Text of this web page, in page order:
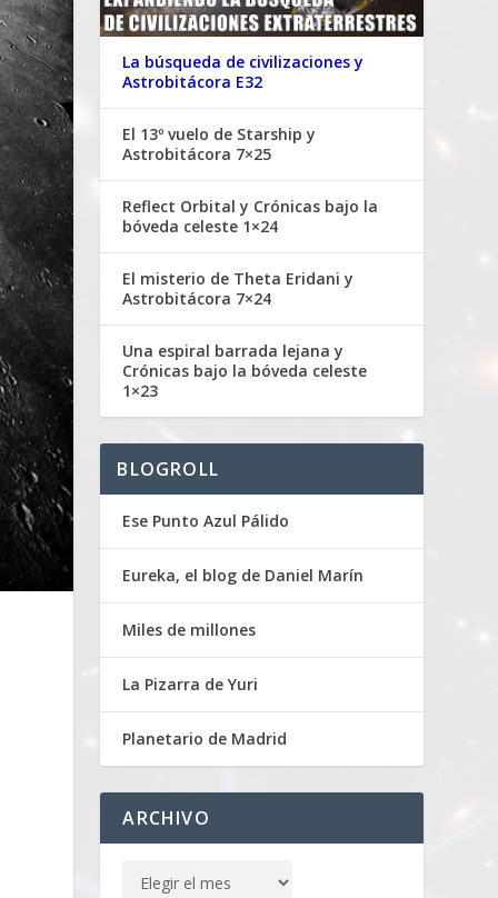
La búsqueda de civilizaciones y
Astrobitácora E32
El 13º vuelo de Starship y
Astrobitácora 7×25
Reflect Orbital y Crónicas bajo la
bóveda celeste 1×24
El misterio de Theta Eridani y
Astrobitácora 7×24
Una espiral barrada lejana y
Crónicas bajo la bóveda celeste
1×23
BLOGROLL
Ese Punto Azul Pálido
Eureka, el blog de Daniel Marín
Miles de millones
La Pizarra de Yuri
Planetario de Madrid
ARCHIVO